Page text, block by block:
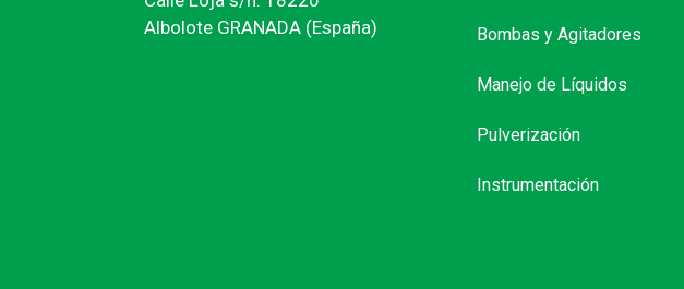
Albolote GRANADA (España)
Bombas y Agitadores
Manejo de Líquidos
Pulverización
Instrumentación